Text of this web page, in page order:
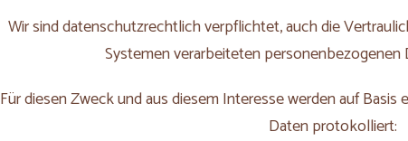
Wir sind datenschutzrechtlich verpflichtet, auch die
Systemen verarbeiteten personenbezogenen
Für diesen Zweck und aus diesem Interesse werden auf
Daten protokolliert: